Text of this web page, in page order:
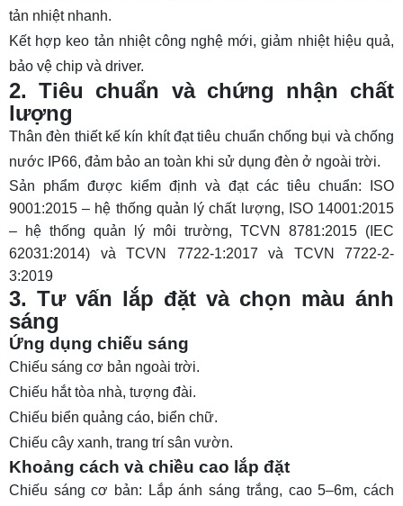
tản nhiệt nhanh.
Kết hợp keo tản nhiệt công nghệ mới, giảm nhiệt hiệu quả,
bảo vệ chip và driver.
2. Tiêu chuẩn và chứng nhận chất
lượng
Thân đèn thiết kế kín khít đạt tiêu chuẩn chống bụi và chống
nước IP66, đảm bảo an toàn khi sử dụng đèn ở ngoài trời.
Sản phẩm được kiểm định và đạt các tiêu chuẩn: ISO
9001:2015 – hệ thống quản lý chất lượng, ISO 14001:2015
– hệ thống quản lý môi trường, TCVN 8781:2015 (IEC
62031:2014) và TCVN 7722-1:2017 và TCVN 7722-2-
3:2019
3. Tư vấn lắp đặt và chọn màu ánh
sáng
Ứng dụng chiếu sáng
Chiếu sáng cơ bản ngoài trời.
Chiếu hắt tòa nhà, tượng đài.
Chiếu biển quảng cáo, biển chữ.
Chiếu cây xanh, trang trí sân vườn.
Khoảng cách và chiều cao lắp đặt
Chiếu sáng cơ bản: Lắp ánh sáng trắng, cao 5–6m, cách